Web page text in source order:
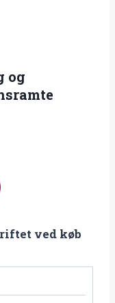
og
ved køb